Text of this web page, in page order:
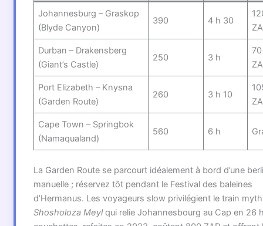
Johannesburg – Graskop
(Blyde Canyon)
390 4 h 30
Durban – Drakensberg
(Giant’s Castle)
250 3 h
70
Port Elizabeth – Knysna
(Garden Route)
260 3 h 10
Cape Town – Springbok
(Namaqualand)
560 6 h
La Garden Route se parcourt idéalement à bord d’une
manuelle ; réservez tôt pendant le Festival des baleines
d’Hermanus. Les voyageurs slow privilégient le train
Shosholoza Meylqui relie Johannesbourg au Cap en 26